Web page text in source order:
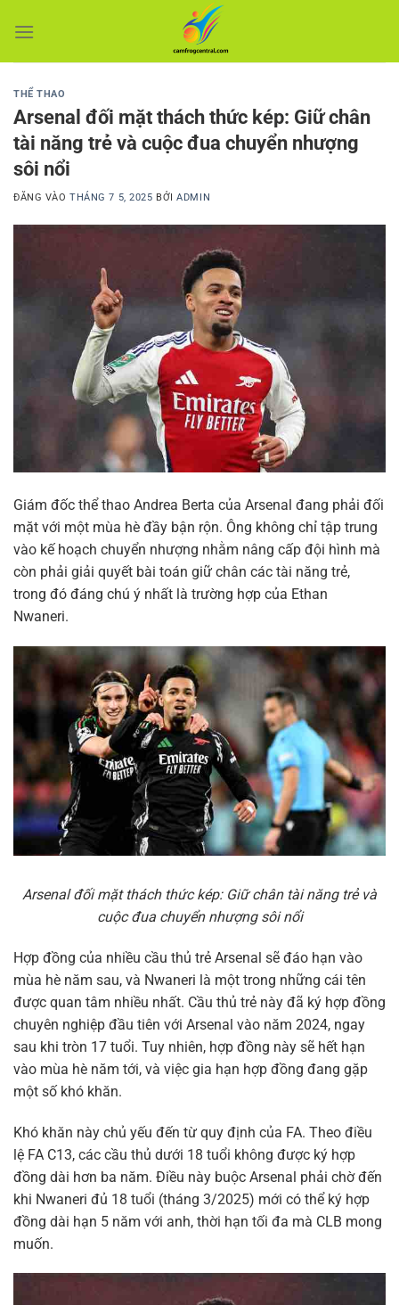
qua
THỂ THAO
Arsenal đối mặt thách thức kép: Giữ chân
tài năng trẻ và cuộc đua chuyển nhượng
sôi nổi
ĐĂNG VÀOTHÁNG 7 5, 2025 BỞIADMIN
Giám đốc thể thao Andrea Berta của Arsenal đang phải đối
mặt với một mùa hè đầy bận rộn. Ông không chỉ tập trung
vào kế hoạch chuyển nhượng nhằm nâng cấp đội hình mà
còn phải giải quyết bài toán giữ chân các tài năng trẻ,
trong đó đáng chú ý nhất là trường hợp của Ethan
Nwaneri.
Arsenal đối mặt thách thức kép: Giữ chân tài năng trẻ và
cuộc đua chuyển nhượng sôi nổi
Hợp đồng của nhiều cầu thủ trẻ Arsenal sẽ đáo hạn vào
mùa hè năm sau, và Nwaneri là một trong những cái tên
được quan tâm nhiều nhất. Cầu thủ trẻ này đã ký hợp đồng
chuyên nghiệp đầu tiên với Arsenal vào năm 2024, ngay
sau khi tròn 17 tuổi. Tuy nhiên, hợp đồng này sẽ hết hạn
vào mùa hè năm tới, và việc gia hạn hợp đồng đang gặp
một số khó khăn.
Khó khăn này chủ yếu đến từ quy định của FA. Theo điều
lệ FA C13, các cầu thủ dưới 18 tuổi không được ký hợp
đồng dài hơn ba năm. Điều này buộc Arsenal phải chờ đến
khi Nwaneri đủ 18 tuổi (tháng 3/2025) mới có thể ký hợp
đồng dài hạn 5 năm với anh, thời hạn tối đa mà CLB mong
muốn.